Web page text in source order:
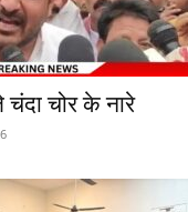
चोर के नारे